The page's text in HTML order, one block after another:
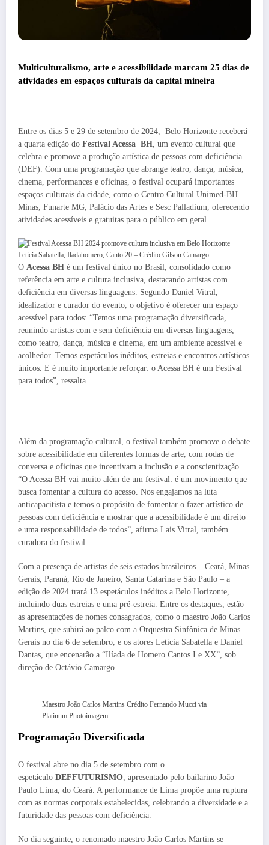
Multiculturalismo, arte e acessibilidade marcam 25 dias de
atividades em espaços culturais da capital mineira
Entre os dias 5 e 29 de setembro de 2024, Belo Horizonte receberá
a quarta edição do Festival Acessa BH , um evento cultural que
celebra e promove a produção artística de pessoas com deficiência
(DEF). Com uma programação que abrange teatro, dança, música,
cinema, performances e oficinas, o festival ocupará importantes
espaços culturais da cidade, como o Centro Cultural Unimed-BH
Minas, Funarte MG, Palácio das Artes e Sesc Palladium, oferecendo
atividades acessíveis e gratuitas para o público em geral.
Leticia Sabatella, Iladahomero, Canto 20 – Crédito:Gilson Camargo
O Acessa BH é um festival único no Brasil, consolidado como
referência em arte e cultura inclusiva, destacando artistas com
deficiência em diversas linguagens. Segundo Daniel Vitral,
idealizador e curador do evento, o objetivo é oferecer um espaço
acessível para todos: “Temos uma programação diversificada,
reunindo artistas com e sem deficiência em diversas linguagens,
como teatro, dança, música e cinema, em um ambiente acessível e
acolhedor. Temos espetáculos inéditos, estreias e encontros artísticos
únicos. E é muito importante reforçar: o Acessa BH é um Festival
para todos”, ressalta.
Além da programação cultural, o festival também promove o debate
sobre acessibilidade em diferentes formas de arte, com rodas de
conversa e oficinas que incentivam a inclusão e a conscientização.
“O Acessa BH vai muito além de um festival: é um movimento que
busca fomentar a cultura do acesso. Nos engajamos na luta
anticapacitista e temos o propósito de fomentar o fazer artístico de
pessoas com deficiência e mostrar que a acessibilidade é um direito
e uma responsabilidade de todos”, afirma Lais Vitral, também
curadora do festival.
Com a presença de artistas de seis estados brasileiros – Ceará, Minas
Gerais, Paraná, Rio de Janeiro, Santa Catarina e São Paulo – a
edição de 2024 trará 13 espetáculos inéditos a Belo Horizonte,
incluindo duas estreias e uma pré-estreia. Entre os destaques, estão
as apresentações de nomes consagrados, como o maestro João Carlos
Martins, que subirá ao palco com a Orquestra Sinfônica de Minas
Gerais no dia 6 de setembro, e os atores Letícia Sabatella e Daniel
Dantas, que encenarão a “Ilíada de Homero Cantos I e XX”, sob
direção de Octávio Camargo.
Maestro João Carlos Martins Crédito Fernando Mucci via
Platinum Photoimagem
Programação Diversificada
O festival abre no dia 5 de setembro com o
espetáculo DEFFUTURISMO, apresentado pelo bailarino João
Paulo Lima, do Ceará. A performance de Lima propõe uma ruptura
com as normas corporais estabelecidas, celebrando a diversidade e a
futuridade das pessoas com deficiência.
No dia seguinte, o renomado maestro João Carlos Martins se